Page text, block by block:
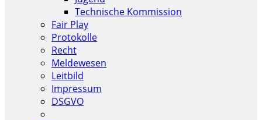
Technische Kommission
Fair Play
Protokolle
Recht
Meldewesen
Leitbild
Impressum
DSGVO